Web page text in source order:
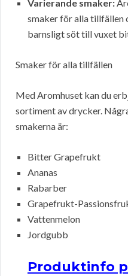
Varierande smaker:
smaker för alla tillfällen
barnsligt söt till vuxet
Smaker för alla tillfällen
Med Aromhuset kan du
sortiment av drycker.
smakerna är:
Bitter Grapefrukt
Ananas
Rabarber
Grapefrukt-
Vattenmelon
Jordgubb
Produktinfo